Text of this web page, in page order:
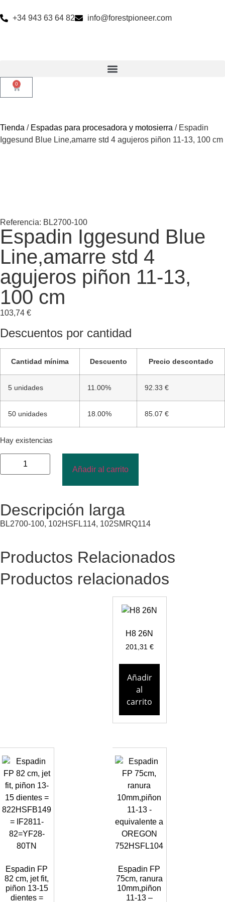
+34 943 63 64 82 info@forestpioneer.com
0
Tienda / Espadas para procesadora y motosierra / Espadin
Iggesund Blue Line,amarre std 4 agujeros piñon 11-13, 100 cm
Referencia: BL2700-100
Espadin Iggesund Blue
Line,amarre std 4
agujeros piñon 11-13,
100 cm
103,74 €
Descuentos por cantidad
Cantidad mínima Descuento Precio descontado
5 unidades 11.00% 92.33 €
50 unidades 18.00% 85.07 €
Hay existencias
Añadir al carrito
Descripción larga
BL2700-100, 102HSFL114, 102SMRQ114
Productos Relacionados
Productos relacionados
H8 26N
201,31 €
Añadir
al
carrito
Espadin FP
82 cm, jet fit,
piñon 13-15
dientes =
Espadin FP
75cm, ranura
10mm,piñon
11-13 –